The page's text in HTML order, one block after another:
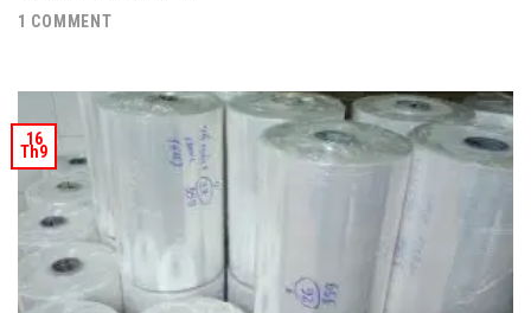
1 COMMENT
16
Th9